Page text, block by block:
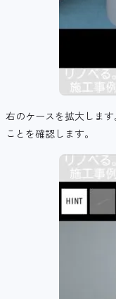
右のケースを拡大しま
ことを確認します。